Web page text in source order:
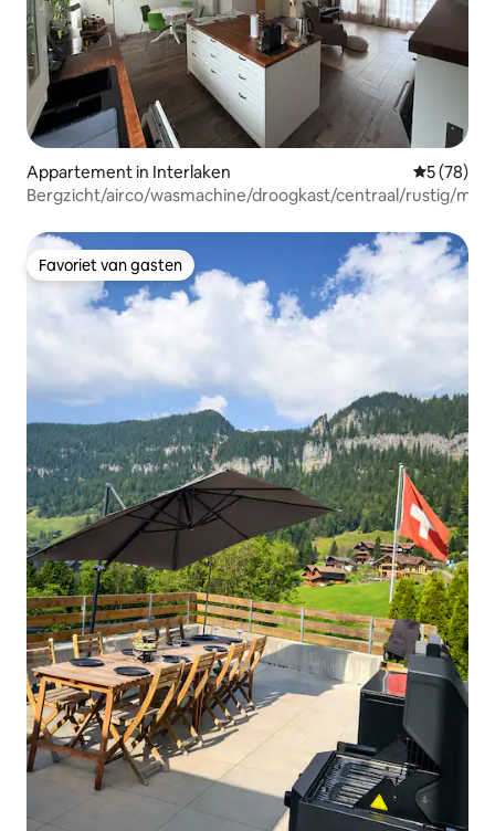
Appartement in Interlaken
5 (78)
Bergzicht/airco/wasmachine/droogkast/centraal/rustig/
Favoriet van gasten
Favoriet van gasten